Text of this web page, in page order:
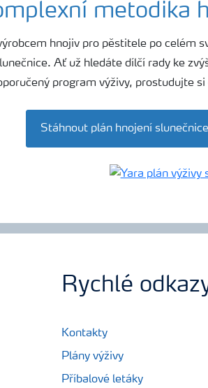
metodika
hnojiv pro pěstitele po celém
Ať už hledáte dílčí rady ke
program výživy, prostudujte
Stáhnout plán hnojení
Rychlé
Kontakty
Plány výživy
Příbalové letáky